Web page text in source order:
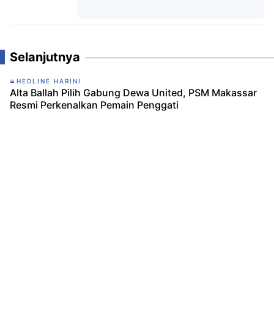
Selanjutnya
HEDLINE HARINI
Alta Ballah Pilih Gabung Dewa United, PSM Makassar
Resmi Perkenalkan Pemain Penggati